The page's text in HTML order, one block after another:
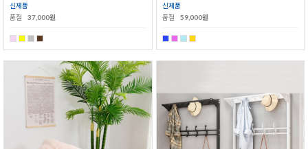
신제품
품절
37,000원
신제품
품절
59,000원